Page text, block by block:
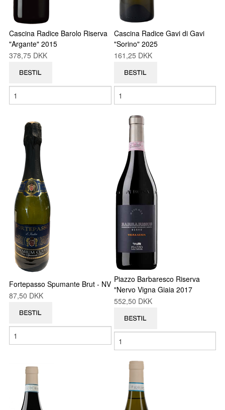
Cascina Radice Barolo Riserva
"Argante" 2015
378,75 DKK
Cascina Radice Gavi di Gavi
"Sorino" 2025
161,25 DKK
Fortepasso Spumante Brut - NV
87,50 DKK
Piazzo Barbaresco Riserva
"Nervo Vigna Giaia 2017
552,50 DKK